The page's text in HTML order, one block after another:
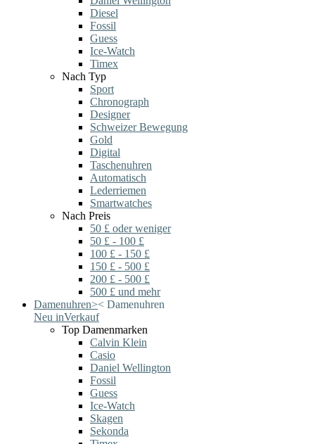
Diesel
Fossil
Guess
Ice-Watch
Timex
Nach Typ
Sport
Chronograph
Designer
Schweizer Bewegung
Gold
Digital
Taschenuhren
Automatisch
Lederriemen
Smartwatches
Nach Preis
50 £ oder weniger
50 £ - 100 £
100 £ - 150 £
150 £ - 500 £
200 £ - 500 £
500 £ und mehr
Damenuhren>< Damenuhren
Neu inVerkauf
Top Damenmarken
Calvin Klein
Casio
Daniel Wellington
Fossil
Guess
Ice-Watch
Skagen
Sekonda